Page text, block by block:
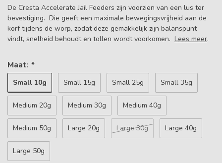
De Cresta Accelerate Jail Feeders zijn voorzien van een lus ter
bevestiging. Die geeft een maximale bewegingsvrijheid aan de
korf tijdens de worp, zodat deze gemakkelijk zijn balanspunt
vindt, snelheid behoudt en tollen wordt voorkomen. Lees meer.
Maat: *
Small 10g Small 15g Small 25g Small 35g
Medium 20g Medium 30g Medium 40g
Medium 50g Large 20g Large 30g Large 40g
Large 50g